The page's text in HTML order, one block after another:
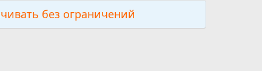
без ограничений